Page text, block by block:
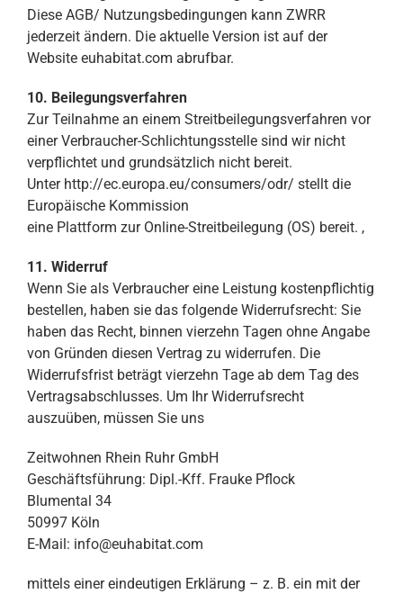
Diese AGB/ Nutzungsbedingungen kann ZWRR
jederzeit ändern. Die aktuelle Version ist auf der
Website euhabitat.com abrufbar.
10. Beilegungsverfahren
Zur Teilnahme an einem Streitbeilegungsverfahren vor
einer Verbraucher-Schlichtungsstelle sind wir nicht
verpflichtet und grundsätzlich nicht bereit.
Unter http://ec.europa.eu/consumers/odr/ stellt die
Europäische Kommission
eine Plattform zur Online-Streitbeilegung (OS) bereit. ,
11. Widerruf
Wenn Sie als Verbraucher eine Leistung kostenpflichtig
bestellen, haben sie das folgende Widerrufsrecht: Sie
haben das Recht, binnen vierzehn Tagen ohne Angabe
von Gründen diesen Vertrag zu widerrufen. Die
Widerrufsfrist beträgt vierzehn Tage ab dem Tag des
Vertragsabschlusses. Um Ihr Widerrufsrecht
auszuüben, müssen Sie uns
Zeitwohnen Rhein Ruhr GmbH
Geschäftsführung: Dipl.-Kff. Frauke Pflock
Blumental 34
50997 Köln
E-Mail: info@euhabitat.com
mittels einer eindeutigen Erklärung – z. B. ein mit der